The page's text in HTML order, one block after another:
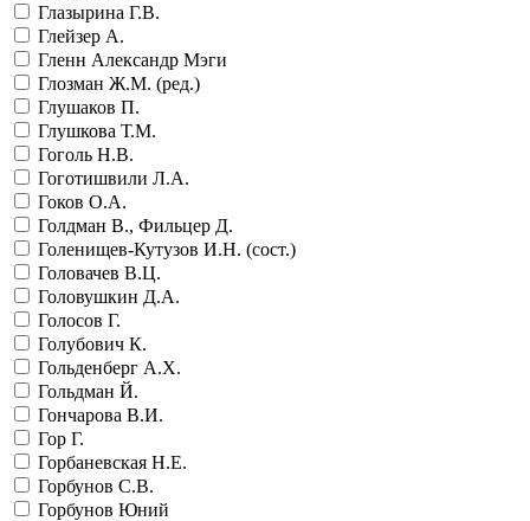
Глазырина Г.В.
Глейзер А.
Гленн Александр Мэги
Глозман Ж.М. (ред.)
Глушаков П.
Глушкова Т.М.
Гоголь Н.В.
Гоготишвили Л.А.
Гоков О.А.
Голдман В., Фильцер Д.
Голенищев-Кутузов И.Н. (сост.)
Головачев В.Ц.
Головушкин Д.А.
Голосов Г.
Голубович К.
Гольденберг А.Х.
Гольдман Й.
Гончарова В.И.
Гор Г.
Горбаневская Н.Е.
Горбунов С.В.
Горбунов Юний